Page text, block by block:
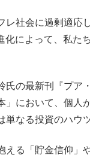
レ社会に過剰適応
化によって、私た
氏の最新刊『プア
」において、個人
単なる投資のハウ
える「貯金信仰」